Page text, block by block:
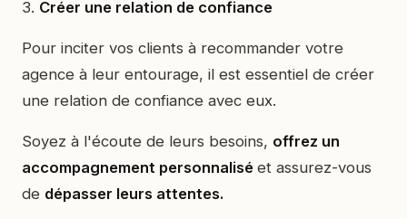
3. Créer une relation de confiance
Pour inciter vos clients à recommander votre
agence à leur entourage, il est essentiel de créer
une relation de confiance avec eux.
Soyez à l'écoute de leurs besoins, offrez un
accompagnement personnalisé et assurez-vous
de dépasser leurs attentes.